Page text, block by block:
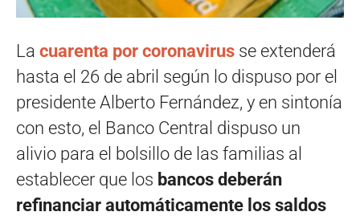
La cuarenta por coronavirus se extenderá
hasta el 26 de abril según lo dispuso por el
presidente Alberto Fernández, y en sintonía
con esto, el Banco Central dispuso un
alivio para el bolsillo de las familias al
establecer que los bancos deberán
refinanciar automáticamente los saldos